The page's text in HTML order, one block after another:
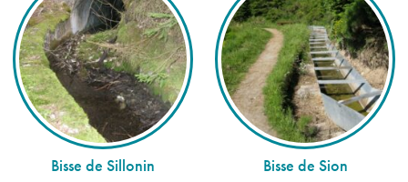
Bisse de Sillonin Bisse de Sion